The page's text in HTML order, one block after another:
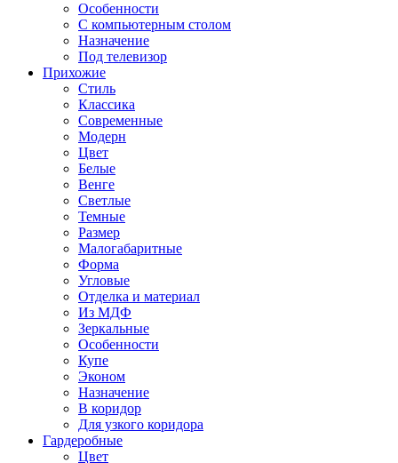
Особенности
С компьютерным столом
Назначение
Под телевизор
Прихожие
Стиль
Классика
Современные
Модерн
Цвет
Белые
Венге
Светлые
Темные
Размер
Малогабаритные
Форма
Угловые
Отделка и материал
Из МДФ
Зеркальные
Особенности
Купе
Эконом
Назначение
В коридор
Для узкого коридора
Гардеробные
Цвет